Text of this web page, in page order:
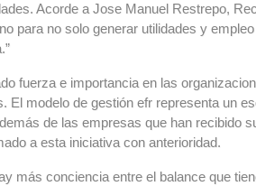
Acorde a Jose Manuel Restrepo,
para no solo generar utilidades y
fuerza e importancia en las
El modelo de gestión efr representa un
de las empresas que han recibido
a esta iniciativa con anterioridad.
más conciencia entre el balance que